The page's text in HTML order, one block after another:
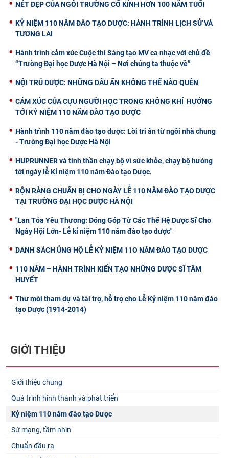
NÉT ĐẸP CỦA NGÔI TRƯỜNG CỔ KÍNH HƠN 100 NĂM TUỔI
KỶ NIỆM 110 NĂM ĐÀO TẠO DƯỢC: HÀNH TRÌNH LỊCH SỬ VÀ
TƯƠNG LAI
Hành trình cảm xúc Cuộc thi Sáng tạo MV ca nhạc với chủ đề
“Trường Đại học Dược Hà Nội – Nơi chúng ta thuộc về”
NỘI TRÚ DƯỢC: NHỮNG DẤU ẤN KHÔNG THỂ NÀO QUÊN
CẢM XÚC CỦA CỰU NGƯỜI HỌC TRONG KHÔNG KHÍ HƯỚNG
TỚI KỶ NIỆM 110 NĂM ĐÀO TẠO DƯỢC
Hành trình 110 năm đào tạo dược: Lời tri ân từ ngôi nhà chung
- Trường Đại học Dược Hà Nội
HUPRUNNER và tinh thần chạy bộ vì sức khỏe, chạy bộ hướng
tới ngày lễ Kỉ niệm 110 năm Đào tạo Dược.
RỘN RÀNG CHUẨN BỊ CHO NGÀY LỄ 110 NĂM ĐÀO TẠO DƯỢC
TẠI TRƯỜNG ĐẠI HỌC DƯỢC HÀ NỘI
"Lan Tỏa Yêu Thương: Đóng Góp Từ Các Thế Hệ Dược Sĩ Cho
Ngày Hội Lớn- Lễ kỉ niệm 110 năm đào tạo dược"
DANH SÁCH ỦNG HỘ LỄ KỶ NIỆM 11O NĂM ĐÀO TẠO DƯỢC
110 NĂM – HÀNH TRÌNH KIẾN TẠO NHỮNG DƯỢC SĨ TÂM
HUYẾT
Thư mời tham dự và tài trợ, hỗ trợ cho Lễ Kỷ niệm 110 năm đào
tạo Dược (1914-2014)
GIỚI THIỆU
Giới thiệu chung
Quá trình hình thành và phát triển
Kỷ niệm 110 năm đào tạo Dược
Sứ mạng, tầm nhìn
Chuẩn đầu ra